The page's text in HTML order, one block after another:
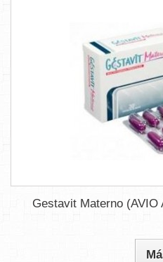
Gestavit Materno (AVIO